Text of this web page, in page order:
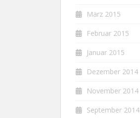
März 2015
Februar 2015
Januar 2015
Dezember 2014
November 2014
September 2014